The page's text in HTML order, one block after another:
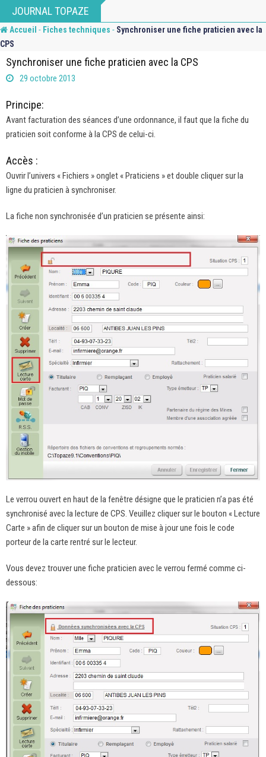
to
content
JOURNAL TOPAZE
Accueil - Fiches techniques - Synchroniser une fiche praticien avec la
CPS
Synchroniser une fiche praticien avec la CPS
29 octobre 2013
Principe:
Avant facturation des séances d’une ordonnance, il faut que la fiche du
praticien soit conforme à la CPS de celui-ci.
Accès :
Ouvrir l’univers « Fichiers » onglet « Praticiens » et double cliquer sur la
ligne du praticien à synchroniser.
La fiche non synchronisée d’un praticien se présente ainsi:
Le verrou ouvert en haut de la fenêtre désigne que le praticien n’a pas été
synchronisé avec la lecture de CPS. Veuillez cliquer sur le bouton « Lecture
Carte » afin de cliquer sur un bouton de mise à jour une fois le code
porteur de la carte rentré sur le lecteur.
Vous devez trouver une fiche praticien avec le verrou fermé comme ci-
dessous: